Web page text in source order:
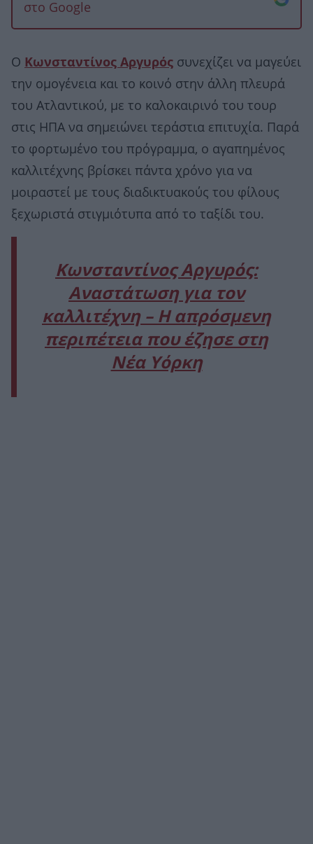
στο Google
Ο Κωνσταντίνος Αργυρός συνεχίζει να μαγεύει
την ομογένεια και το κοινό στην άλλη πλευρά
του Ατλαντικού, με το καλοκαιρινό του τουρ
στις ΗΠΑ να σημειώνει τεράστια επιτυχία. Παρά
το φορτωμένο του πρόγραμμα, ο αγαπημένος
καλλιτέχνης βρίσκει πάντα χρόνο για να
μοιραστεί με τους διαδικτυακούς του φίλους
ξεχωριστά στιγμιότυπα από το ταξίδι του.
Κωνσταντίνος Αργυρός:
Αναστάτωση για τον
καλλιτέχνη – Η απρόσμενη
περιπέτεια που έζησε στη
Νέα Υόρκη